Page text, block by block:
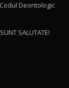
Deontologic
SALUTATE!